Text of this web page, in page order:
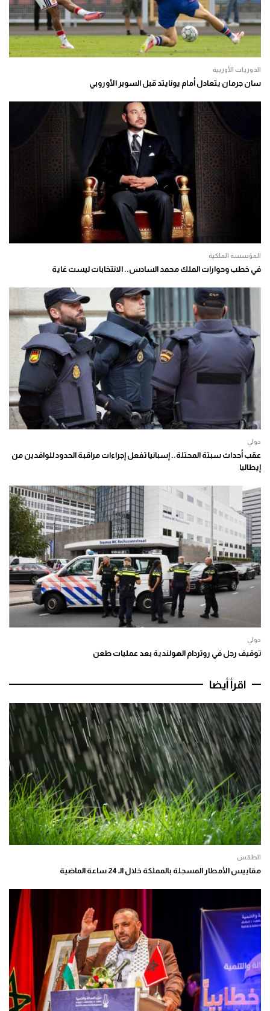
الدوريات الأوربية
سان جرمان يتعادل أمام يونايتد قبل السوبر الأوروبي
المؤسسة الملكية
في خطب وحوارات الملك محمد السادس.. الانتخابات ليست غاية
دولي
عقب أحداث سبتة المحتلة.. إسبانيا تفعل إجراءات مراقبة الحدود للوافدين من
إيطاليا
دولي
توقيف رجل في روتردام الهولندية بعد عمليات طعن
اقرأ أيضا
الطقس
مقاييس الأمطار المسجلة بالمملكة خلال الـ 24 ساعة الماضية